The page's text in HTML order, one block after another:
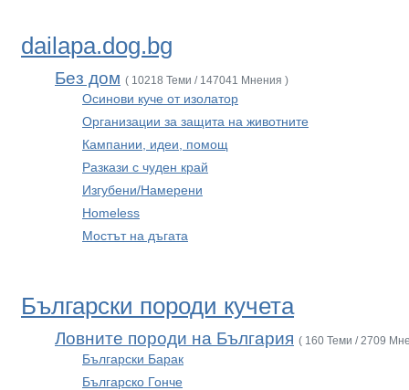
dailapa.dog.bg
Без дом ( 10218 Теми / 147041 Мнения )
Осинови куче от изолатор
Организации за защита на животните
Кампании, идеи, помощ
Разкази с чуден край
Изгубени/Намерени
Homeless
Мостът на дъгата
Български породи кучета
Ловните породи на България ( 160 Теми / 2709
Български Барак
Българско Гонче